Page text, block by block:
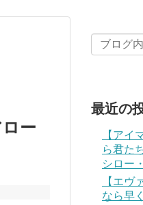
ー
最近の
【アイ
ら君た
シロー
【エヴ
なら早